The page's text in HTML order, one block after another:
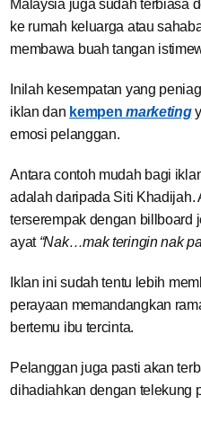
Malaysia juga sudah terbiasa
ke rumah keluarga atau
membawa buah tangan
Inilah kesempatan yang
iklan dan kempenmarketing
emosi pelanggan.
Antara contoh mudah bagi
adalah daripada Siti Khadijah.
terserempak dengan billboard
ayat “Nak…mak teringin nak
Iklan ini sudah tentu lebih
perayaan memandangkan
bertemu ibu tercinta.
Pelanggan juga pasti akan
dihadiahkan dengan telekung